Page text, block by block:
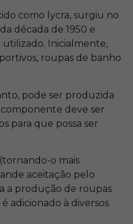
como lycra, surgiu no
década de 1950 e
utilizado. Inicialmente,
roupas de banho
pode ser produzida
componente deve ser
para que possa ser
o mais
aceitação pelo
a produção de roupas
adicionado à diversos